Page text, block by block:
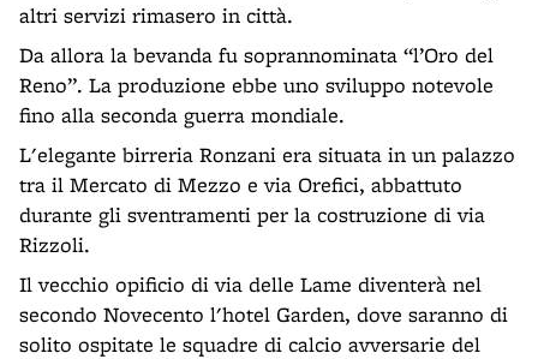
altri servizi rimasero in città.
Da allora la bevanda fu soprannominata “l’Oro del
Reno”. La produzione ebbe uno sviluppo notevole
fino alla seconda guerra mondiale.
L'elegante birreria Ronzani era situata in un palazzo
tra il Mercato di Mezzo e via Orefici, abbattuto
durante gli sventramenti per la costruzione di via
Rizzoli.
Il vecchio opificio di via delle Lame diventerà nel
secondo Novecento l'hotel Garden, dove saranno di
solito ospitate le squadre di calcio avversarie del